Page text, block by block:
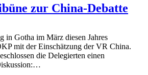
zur China-Debatte
in Gotha im März diesen Jahres
mit der Einschätzung der VR China.
die Delegierten einen